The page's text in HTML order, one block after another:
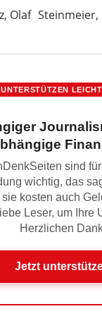
Olaf Steinmeier,
sind
wichtig, das
kosten auch
Leser, um Ihre
Herzlichen
Jetzt